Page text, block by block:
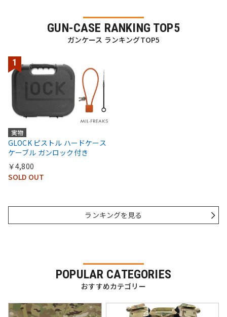
GUN-CASE RANKING TOP5
ガンケース ランキングTOP5
実物
GLOCK ピストル ハードケース
ケーブル ガンロック付き
￥4,800
SOLD OUT
ランキングを見る
POPULAR CATEGORIES
おすすめカテゴリー